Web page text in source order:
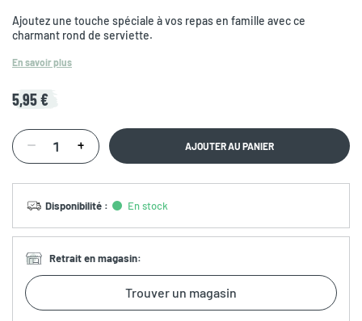
Ajoutez une touche spéciale à vos repas en famille avec ce
charmant rond de serviette.
En savoir plus
5,95 €
AJOUTER AU PANIER
Disponibilité : En stock
Retrait en magasin:
Trouver un magasin